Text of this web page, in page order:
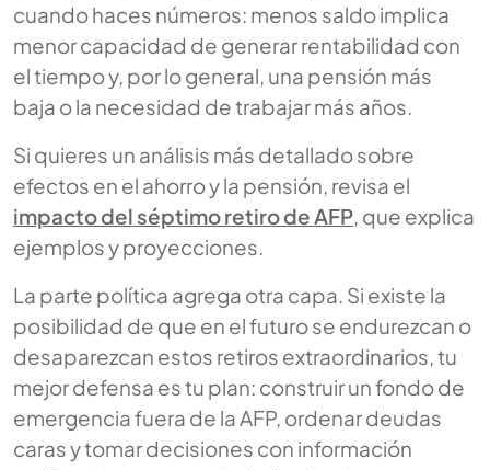
cuando haces números: menos saldo implica
menor capacidad de generar rentabilidad con
el tiempo y, por lo general, una pensión más
baja o la necesidad de trabajar más años.
Si quieres un análisis más detallado sobre
efectos en el ahorro y la pensión, revisa el
impacto del séptimo retiro de AFP, que explica
ejemplos y proyecciones.
La parte política agrega otra capa. Si existe la
posibilidad de que en el futuro se endurezcan o
desaparezcan estos retiros extraordinarios, tu
mejor defensa es tu plan: construir un fondo de
emergencia fuera de la AFP, ordenar deudas
caras y tomar decisiones con información